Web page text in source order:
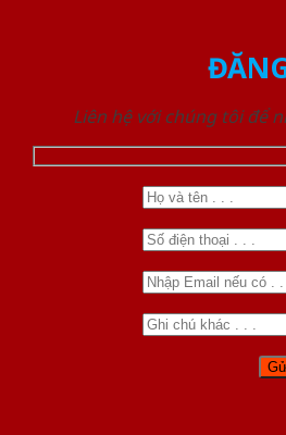
Liên hệ với chúng tôi để